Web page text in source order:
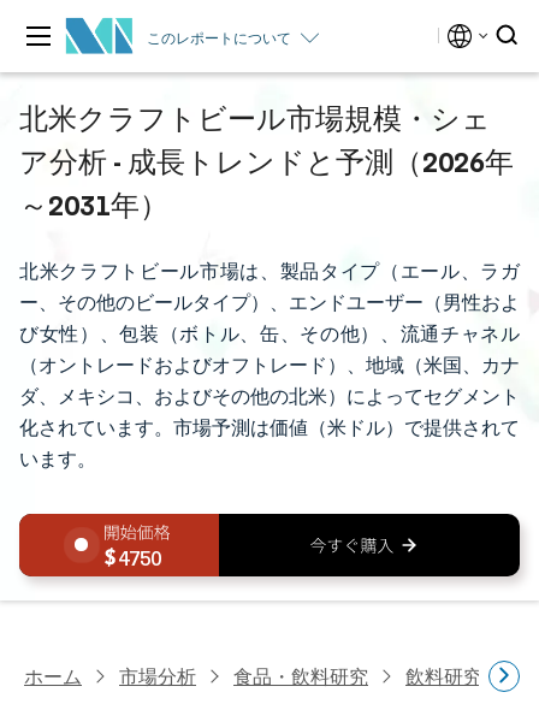
このレポートについて
北米クラフトビール市場規模・シェ
ア分析 - 成長トレンドと予測（2026年
～2031年）
北米クラフトビール市場は、製品タイプ（エール、ラガ
ー、その他のビールタイプ）、エンドユーザー（男性およ
び女性）、包装（ボトル、缶、その他）、流通チャネル
（オントレードおよびオフトレード）、地域（米国、カナ
ダ、メキシコ、およびその他の北米）によってセグメント
化されています。市場予測は価値（米ドル）で提供されて
います。
4750
ホーム 市場分析 食品・飲料研究 飲料研究